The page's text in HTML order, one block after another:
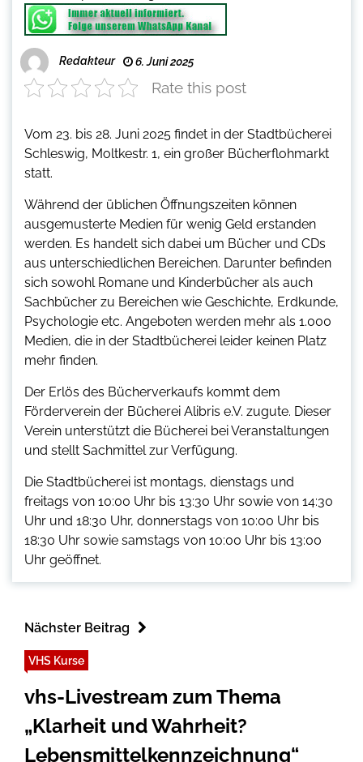
Redakteur 6. Juni 2025
Rate this post
Vom 23. bis 28. Juni 2025 findet in der Stadtbücherei
Schleswig, Moltkestr. 1, ein großer Bücherflohmarkt
statt.
Während der üblichen Öffnungszeiten können
ausgemusterte Medien für wenig Geld erstanden
werden. Es handelt sich dabei um Bücher und CDs
aus unterschiedlichen Bereichen. Darunter befinden
sich sowohl Romane und Kinderbücher als auch
Sachbücher zu Bereichen wie Geschichte, Erdkunde,
Psychologie etc. Angeboten werden mehr als 1.000
Medien, die in der Stadtbücherei leider keinen Platz
mehr finden.
Der Erlös des Bücherverkaufs kommt dem
Förderverein der Bücherei Alibris e.V. zugute. Dieser
Verein unterstützt die Bücherei bei Veranstaltungen
und stellt Sachmittel zur Verfügung.
Die Stadtbücherei ist montags, dienstags und
freitags von 10:00 Uhr bis 13:30 Uhr sowie von 14:30
Uhr und 18:30 Uhr, donnerstags von 10:00 Uhr bis
18:30 Uhr sowie samstags von 10:00 Uhr bis 13:00
Uhr geöffnet.
Nächster Beitrag
VHS Kurse
vhs-Livestream zum Thema
„Klarheit und Wahrheit?
Lebensmittelkennzeichnung“